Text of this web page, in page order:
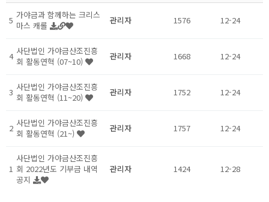
5 가야금과 함께하는 크리스
마스 캐롤
관리자 1576 12-24
4 사단법인 가야금산조진흥
회 활동연혁 (07~10)
관리자 1668 12-24
3 사단법인 가야금산조진흥
회 활동연혁 (11~20)
관리자 1752 12-24
2 사단법인 가야금산조진흥
회 활동연혁 (21~)
관리자 1757 12-24
1
사단법인 가야금산조진흥
회 2022년도 기부금 내역
공지
관리자 1424 12-28